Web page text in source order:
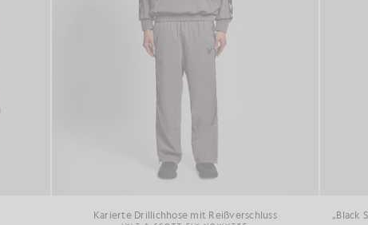
Karierte Drillichhose mit Reißverschluss „Black